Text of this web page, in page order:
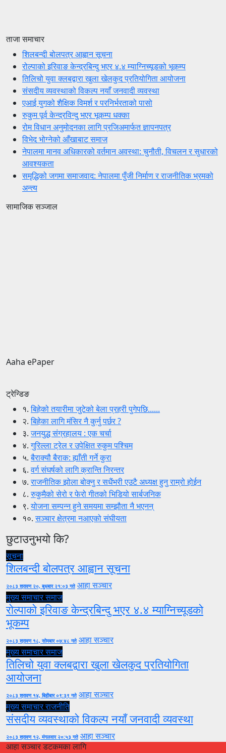
ताजा समाचार
शिलबन्दी बोलपत्र आह्वान सूचना
रोल्पाको इरिवाङ केन्द्रबिन्दु भएर ४.४ म्याग्निच्यूडको भूकम्प
तिलिचो युवा क्लबद्वारा खुला खेलकुद प्रतियोगिता आयोजना
संसदीय व्यवस्थाको विकल्प नयाँ जनवादी व्यवस्था
एआई युगको शैक्षिक विमर्श र परनिर्भरताको पासो
रुकुम पूर्व केन्द्रविन्दु भएर भूकम्प धक्का
रोम विधान अनुमोदनका लागि प्रजिअमार्फत ज्ञापनपत्र
विभेद भोग्नेको आँखाबाट समाज
नेपालमा मानव अधिकारको वर्तमान अवस्था: चुनौती, विचलन र सुधारको
आवश्यकता
समृद्धिको जगमा समाजवाद: नेपालमा पुँजी निर्माण र राजनीतिक भ्रमको
अन्त्य
सामाजिक सञ्जाल
Aaha ePaper
ट्रेन्डिङ
१.बिहेको तयारीमा जुटेको बेला प्रहरी पुगेपछि......
२.बिहेका लागि मंसिर नै कुर्नु पर्छर ?
३.जनयुद्ध संग्रहालय : एक चर्चा
४.गुरिल्ला ट्रेल र उपेक्षित रुकुम पश्चिम
५.बैराक्यौ बैराक: ह्याँती गर्ने कुरा
६.वर्ग संघर्षको लागि क्रान्ति निरन्तर
७.राजनीतिक झोला बोक्नु र सधैंभरी एउटै अध्यक्ष हुनु राम्रो होईन
८.रुकुमैको सेरो र फेरो गीतको भिडियो सार्बजनिक
९.योजना सम्पन्न हुने समयमा सम्झौता नै भएनन्
१०.सञ्चार क्षेत्रमा नआएको संघीयता
छुटाउनुभयो कि?
सूचना
शिलबन्दी बोलपत्र आह्वान सूचना
२०८३ श्रावण २०, बुधबार २१:०३ गते आहा सञ्चार
मुख्य समाचारसमाज
रोल्पाको इरिवाङ केन्द्रबिन्दु भएर ४.४ म्याग्निच्यूडको
भूकम्प
२०८३ श्रावण १८, सोमबार ०७:४८ गते आहा सञ्चार
मुख्य समाचारसमाज
तिलिचो युवा क्लबद्वारा खुला खेलकुद प्रतियोगिता
आयोजना
२०८३ श्रावण १४, बिहीबार ०९:३९ गते आहा सञ्चार
मुख्य समाचारराजनीति
संसदीय व्यवस्थाको विकल्प नयाँ जनवादी व्यवस्था
२०८३ श्रावण १२, मंगलवार २०:५३ गते आहा सञ्चार
आहा सञ्चार डटकमका लागि